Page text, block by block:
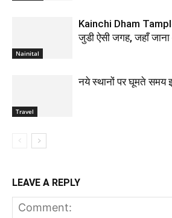
Nainital
Kainchi Dham
जुडी ऐसी जगह, जहाँ
Travel
नये स्थानों पर घूमते समय
LEAVE A REPLY